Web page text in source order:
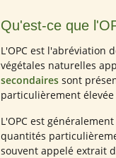
Qu'est-ce que
L'OPC est l'abréviation
végétales naturelles
secondaires sont
particulièrement
L'OPC est
quantités
souvent appelé extrait